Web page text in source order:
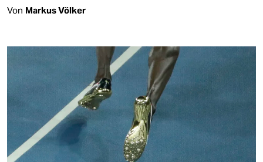
Von Markus Völker